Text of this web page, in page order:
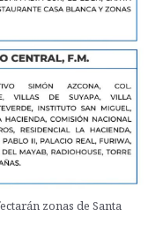
zonas de Santa